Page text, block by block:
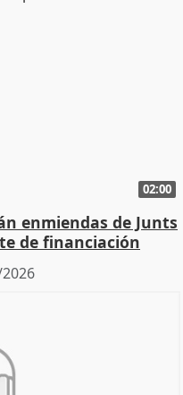
02:00
enmiendas de Junts
de financiación